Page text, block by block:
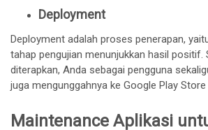
Deployment
Deployment adalah proses penerapan,
tahap pengujian menunjukkan hasil positif.
diterapkan, Anda sebagai pengguna
juga mengunggahnya ke Google Play
Maintenance Aplikasi